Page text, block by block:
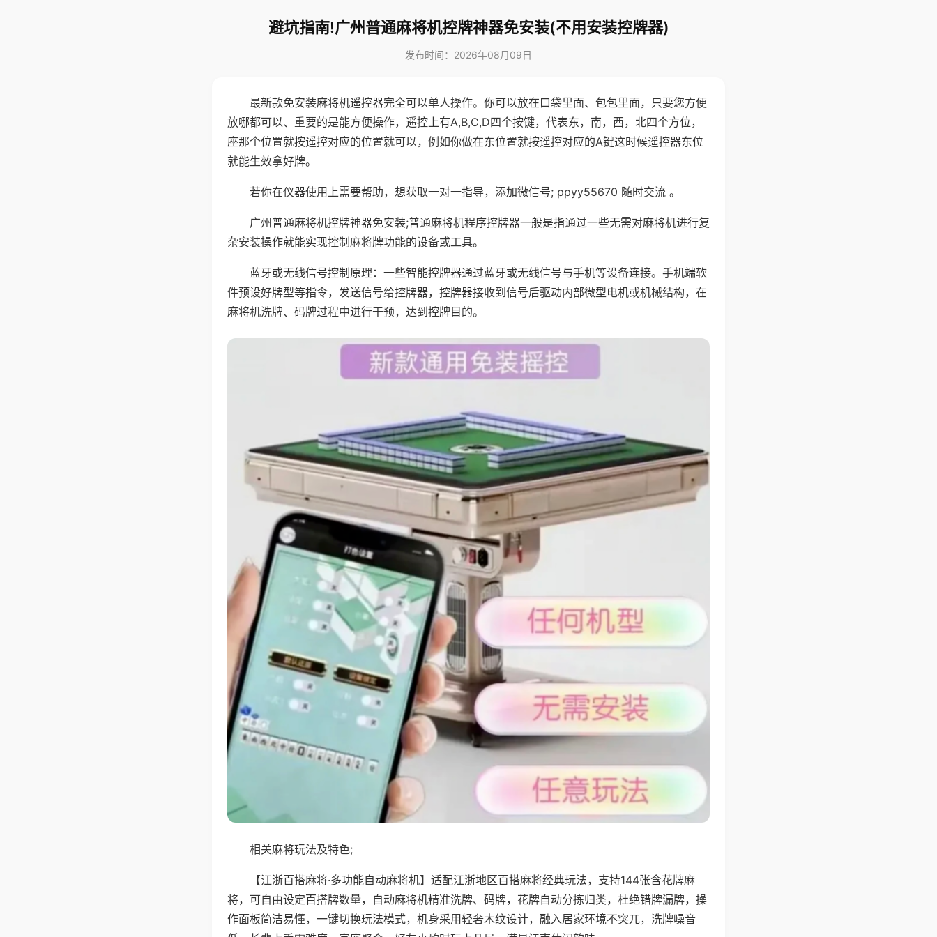
避坑指南!广州普通麻将机控牌神器免安装(不用安装控牌器)
发布时间：2026年08月09日
最新款免安装麻将机遥控器完全可以单人操作。你可以放在口袋里面、包包里面，只要您方便
放哪都可以、重要的是能方便操作，遥控上有A,B,C,D四个按键，代表东，南，西，北四个方位，
座那个位置就按遥控对应的位置就可以，例如你做在东位置就按遥控对应的A键这时候遥控器东位
就能生效拿好牌。
若你在仪器使用上需要帮助，想获取一对一指导，添加微信号; ppyy55670 随时交流 。
广州普通麻将机控牌神器免安装;普通麻将机程序控牌器一般是指通过一些无需对麻将机进行复
杂安装操作就能实现控制麻将牌功能的设备或工具。
蓝牙或无线信号控制原理：一些智能控牌器通过蓝牙或无线信号与手机等设备连接。手机端软
件预设好牌型等指令，发送信号给控牌器，控牌器接收到信号后驱动内部微型电机或机械结构，在
麻将机洗牌、码牌过程中进行干预，达到控牌目的。
相关麻将玩法及特色;
【江浙百搭麻将·多功能自动麻将机】适配江浙地区百搭麻将经典玩法，支持144张含花牌麻
将，可自由设定百搭牌数量，自动麻将机精准洗牌、码牌，花牌自动分拣归类，杜绝错牌漏牌，操
作面板简洁易懂，一键切换玩法模式，机身采用轻奢木纹设计，融入居家环境不突兀，洗牌噪音